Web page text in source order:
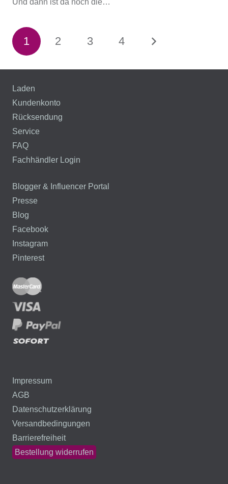
1 2 3 4
Laden
Kundenkonto
Rücksendung
Service
FAQ
Fachhändler Login
Blogger & Influencer Portal
Presse
Blog
Facebook
Instagram
Pinterest
Impressum
AGB
Datenschutzerklärung
Versandbedingungen
Barrierefreiheit
Bestellung widerrufen